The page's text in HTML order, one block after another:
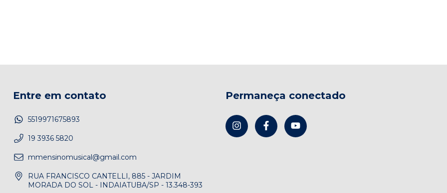
Entre em contato
5519971675893
19 3936 5820
mmensinomusical@gmail.com
RUA FRANCISCO CANTELLI, 885 - JARDIM
MORADA DO SOL - INDAIATUBA/SP - 13.348-393
Permaneça conectado